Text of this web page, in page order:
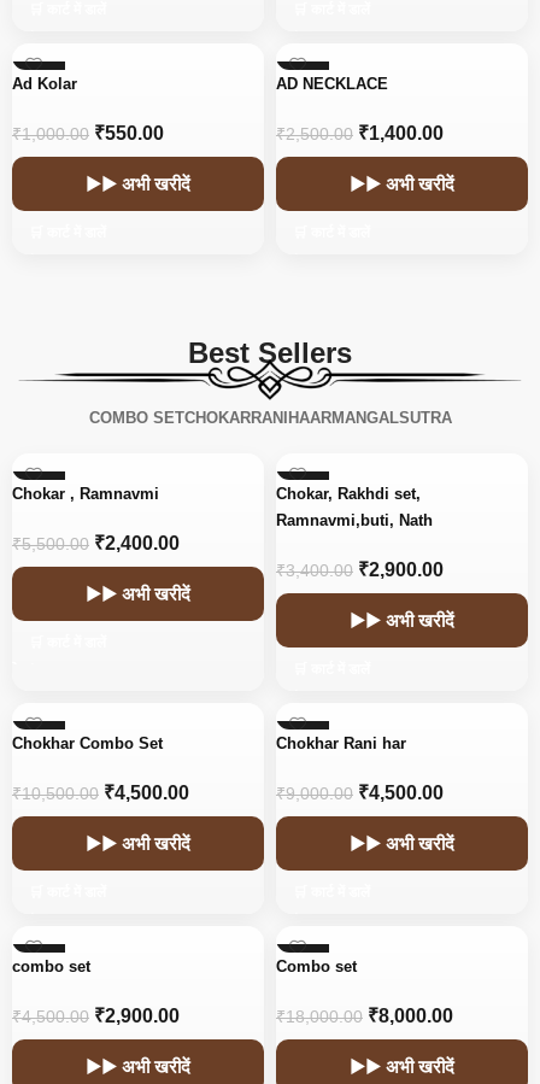
-45%
Ad Kolar
₹1,000.00 ₹550.00
▶▶ अभी खरीदें
-44%
AD NECKLACE
₹2,500.00 ₹1,400.00
▶▶ अभी खरीदें
Best Sellers
COMBO SETCHOKARRANIHAARMANGALSUTRA
-56%
Chokar , Ramnavmi
₹5,500.00 ₹2,400.00
▶▶ अभी खरीदें
-15%
Chokar, Rakhdi set,
Ramnavmi,buti, Nath
₹3,400.00 ₹2,900.00
▶▶ अभी खरीदें
-57%
Chokhar Combo Set
₹10,500.00 ₹4,500.00
▶▶ अभी खरीदें
-50%
Chokhar Rani har
₹9,000.00 ₹4,500.00
▶▶ अभी खरीदें
-36%
combo set
₹4,500.00 ₹2,900.00
▶▶ अभी खरीदें
-56%
Combo set
₹18,000.00 ₹8,000.00
▶▶ अभी खरीदें